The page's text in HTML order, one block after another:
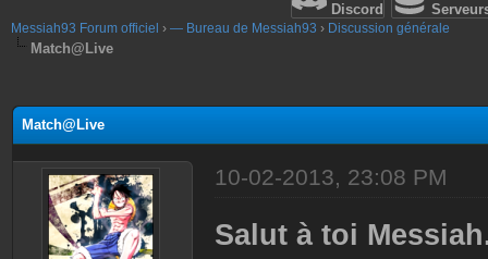
Discord
Messiah93 Forum officiel › — Bureau de Messiah93 › Discussion générale
Match@Live
Match@Live
10-02-2013, 23:08 PM
Salut à toi